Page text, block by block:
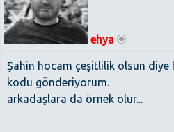
ehya
Şahin hocam çeşitlilik olsun diye
kodu gönderiyorum.
arkadaşlara da örnek olur...